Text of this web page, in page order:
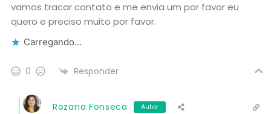
vamos tracar contato e me envia um por favor eu
quero e preciso muito por favor.
Carregando...
0 Responder
Rozana Fonseca Autor